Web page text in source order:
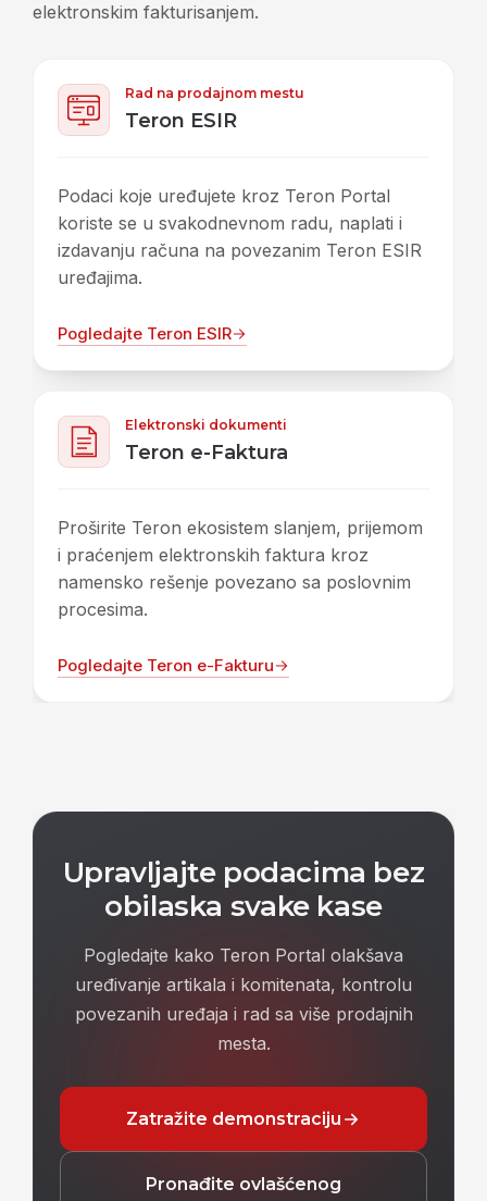
elektronskim fakturisanjem.
Rad na prodajnom mestu
Teron ESIR
Podaci koje uređujete kroz Teron Portal
koriste se u svakodnevnom radu, naplati i
izdavanju računa na povezanim Teron ESIR
uređajima.
Pogledajte Teron ESIR
Elektronski dokumenti
Teron e-Faktura
Proširite Teron ekosistem slanjem, prijemom
i praćenjem elektronskih faktura kroz
namensko rešenje povezano sa poslovnim
procesima.
Pogledajte Teron e-Fakturu
Upravljajte podacima bez
obilaska svake kase
Pogledajte kako Teron Portal olakšava
uređivanje artikala i komitenata, kontrolu
povezanih uređaja i rad sa više prodajnih
mesta.
Zatražite demonstraciju
Pronađite ovlašćenog